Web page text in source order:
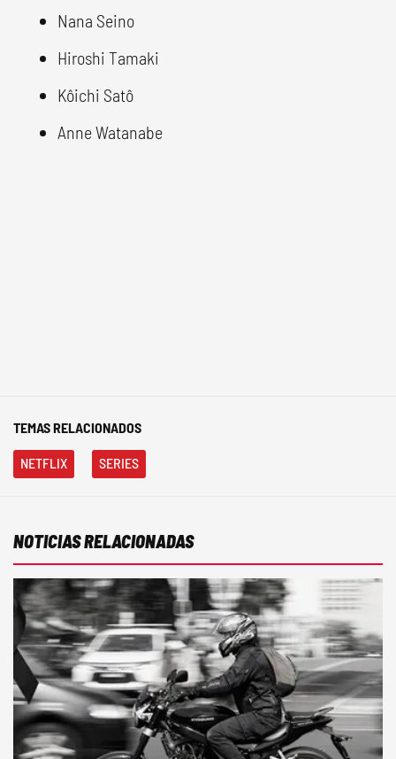
Nana Seino
Hiroshi Tamaki
Kôichi Satô
Anne Watanabe
TEMAS RELACIONADOS
NETFLIX SERIES
NOTICIAS RELACIONADAS